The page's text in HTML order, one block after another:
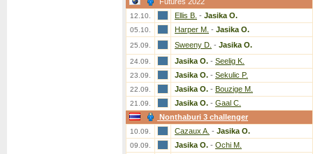
12.10. Ellis B. - Jasika O.
05.10. Harper M. - Jasika O.
25.09. Sweeny D. - Jasika O.
24.09. Jasika O. - Seelig K.
23.09. Jasika O. - Sekulic P.
22.09. Jasika O. - Bouzige M.
21.09. Jasika O. - Gaal C.
Nonthaburi 3 challenger
10.09. Cazaux A. - Jasika O.
09.09. Jasika O. - Ochi M.